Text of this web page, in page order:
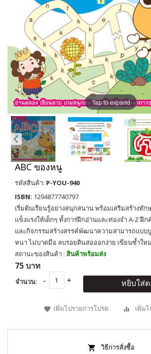
Tap to expand
ABC ของหนู
รหัสสินค้า: P-YOU-940
ISBN: 1294877740797
เริ่มต้นเรียนรู้อย่างสนุกสนาน พร้อมเสริมสร้างทั
แข็งแรงให้เด็กๆ ทั้งการฝึกอ่านและท่องจำ A-Z ฝึ
และกิจกรรมสร้างสรรค์พัฒนาความสามารถแบบ
หนา ไม่บาดมือ ลบรอยดินสอออกง่าย เขียนซ้ำให
สถานะของสินค้า : สินค้าพร้อมส่ง
75 บาท
จำนวน: หยิบใส่
เพิ่มไปรายการโปรด เพิ่ม
วิธีการสั่งซื้อ